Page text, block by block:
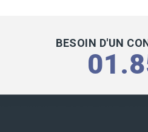
BESOIN D'UN